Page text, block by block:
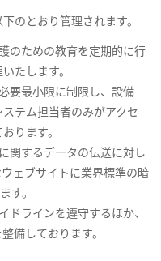
のとおり管理されます。
のための教育を定期的に行
たします。
要最小限に制限し、設備
テム担当者のみがアクセ
ります。
関するデータの伝送に対し
ェブサイトに業界標準の暗
す。
ラインを遵守するほか、
備しております。